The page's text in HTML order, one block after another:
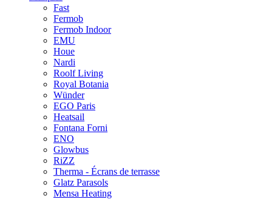
Fast
Fermob
Fermob Indoor
EMU
Houe
Nardi
Roolf Living
Royal Botania
Wünder
EGO Paris
Heatsail
Fontana Forni
ENO
Glowbus
RiZZ
Therma - Écrans de terrasse
Glatz Parasols
Mensa Heating